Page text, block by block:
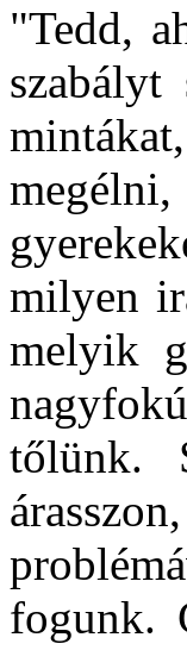
"Tedd,
milyen
melyik
tőlünk.
fogunk.